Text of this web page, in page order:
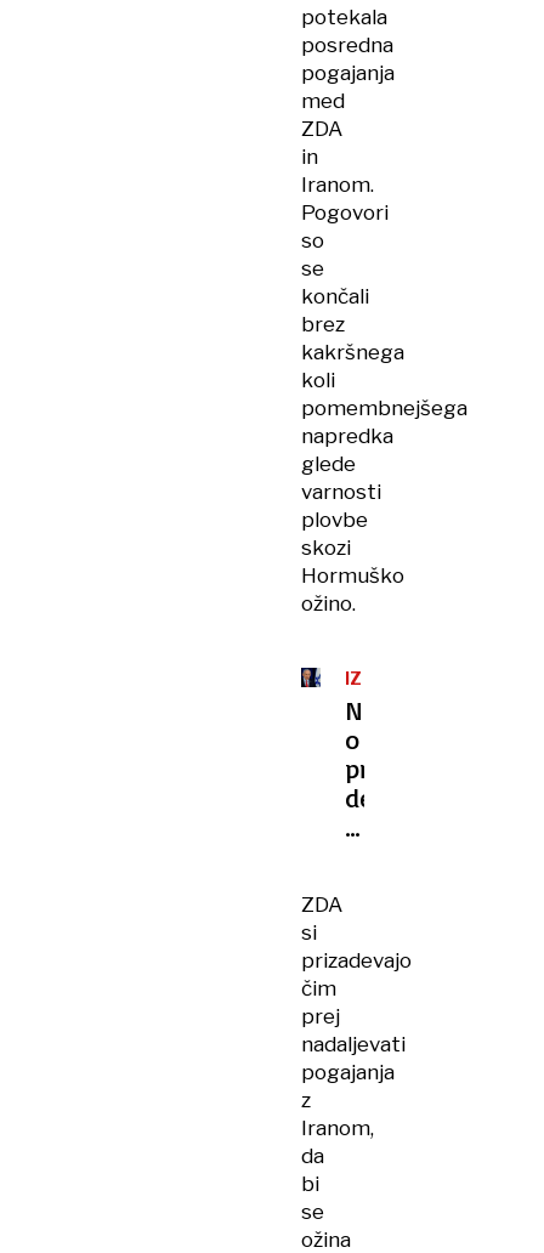
potekala
posredna
pogajanja
med
ZDA
in
Iranom.
Pogovori
so
se
končali
brez
kakršnega
koli
pomembnejšega
napredka
glede
varnosti
plovbe
skozi
Hormuško
ožino.
IZRAEL
Netanjahu
o
priključevanju
delov
Libanona:
želijo"
ZDA
si
prizadevajo
čim
prej
nadaljevati
pogajanja
z
Iranom,
da
bi
se
ožina